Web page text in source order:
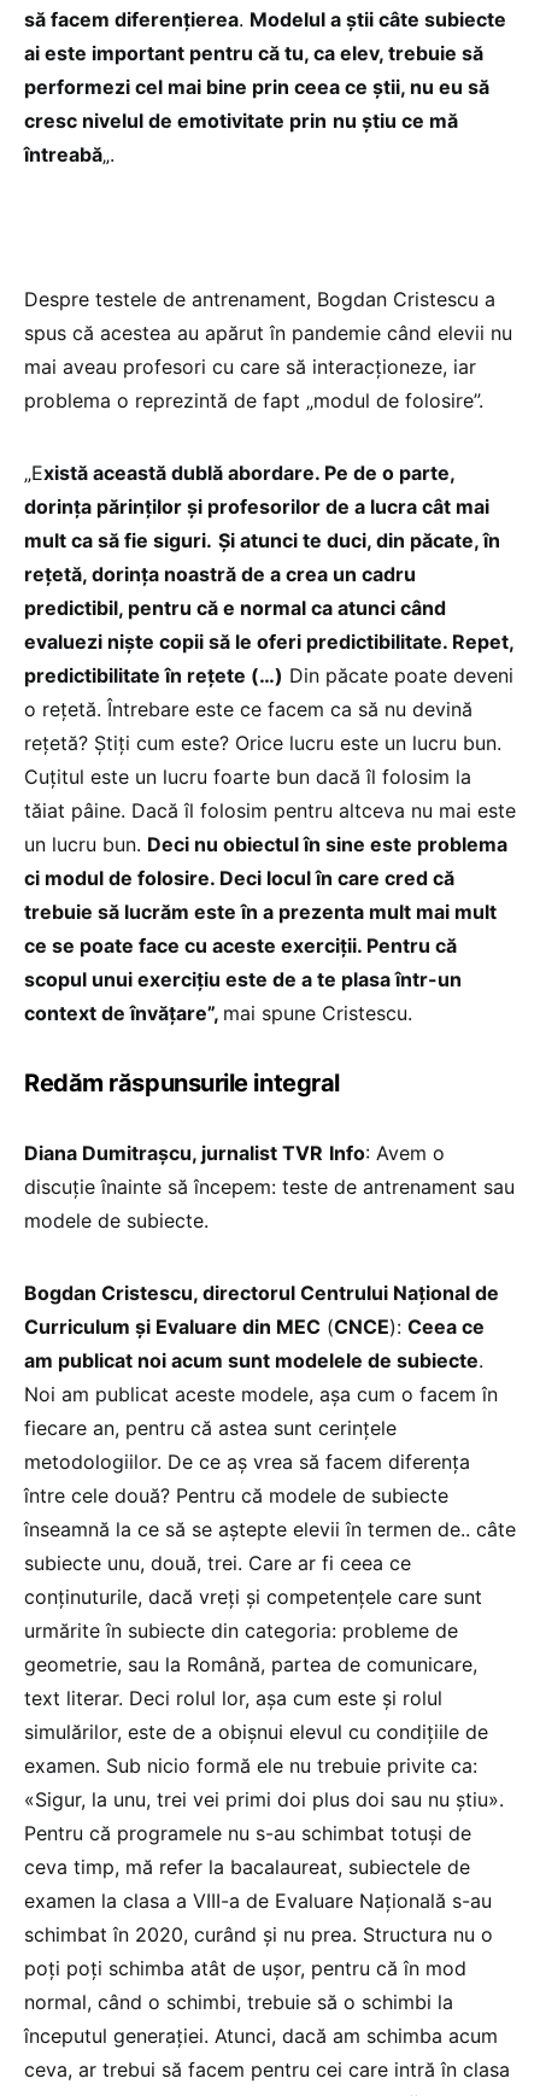
să facem diferențierea. Modelul a știi câte subiecte
ai este important pentru că tu, ca elev, trebuie să
performezi cel mai bine prin ceea ce știi, nu eu să
cresc nivelul de emotivitate prin nu știu ce mă
întreabă„.
Despre testele de antrenament, Bogdan Cristescu a
spus că acestea au apărut în pandemie când elevii nu
mai aveau profesori cu care să interacționeze, iar
problema o reprezintă de fapt „modul de folosire”.
„Există această dublă abordare. Pe de o parte,
dorința părinților și profesorilor de a lucra cât mai
mult ca să fie siguri. Și atunci te duci, din păcate, în
rețetă, dorința noastră de a crea un cadru
predictibil, pentru că e normal ca atunci când
evaluezi niște copii să le oferi predictibilitate. Repet,
predictibilitate în rețete (…) Din păcate poate deveni
o rețetă. Întrebare este ce facem ca să nu devină
rețetă? Știți cum este? Orice lucru este un lucru bun.
Cuțitul este un lucru foarte bun dacă îl folosim la
tăiat pâine. Dacă îl folosim pentru altceva nu mai este
un lucru bun. Deci nu obiectul în sine este problema
ci modul de folosire. Deci locul în care cred că
trebuie să lucrăm este în a prezenta mult mai mult
ce se poate face cu aceste exerciții. Pentru că
scopul unui exercițiu este de a te plasa într-un
context de învățare”, mai spune Cristescu.
Redăm răspunsurile integral
Diana Dumitrașcu, jurnalist TVR Info: Avem o
discuție înainte să începem: teste de antrenament sau
modele de subiecte.
Bogdan Cristescu, directorul Centrului Național de
Curriculum și Evaluare din MEC (CNCE): Ceea ce
am publicat noi acum sunt modelele de subiecte.
Noi am publicat aceste modele, așa cum o facem în
fiecare an, pentru că astea sunt cerințele
metodologiilor. De ce aș vrea să facem diferența
între cele două? Pentru că modele de subiecte
înseamnă la ce să se aștepte elevii în termen de.. câte
subiecte unu, două, trei. Care ar fi ceea ce
conținuturile, dacă vreți și competențele care sunt
urmărite în subiecte din categoria: probleme de
geometrie, sau la Română, partea de comunicare,
text literar. Deci rolul lor, așa cum este și rolul
simulărilor, este de a obișnui elevul cu condițiile de
examen. Sub nicio formă ele nu trebuie privite ca:
«Sigur, la unu, trei vei primi doi plus doi sau nu știu».
Pentru că programele nu s-au schimbat totuși de
ceva timp, mă refer la bacalaureat, subiectele de
examen la clasa a VIII-a de Evaluare Națională s-au
schimbat în 2020, curând și nu prea. Structura nu o
poți poți schimba atât de ușor, pentru că în mod
normal, când o schimbi, trebuie să o schimbi la
începutul generației. Atunci, dacă am schimba acum
ceva, ar trebui să facem pentru cei care intră în clasa